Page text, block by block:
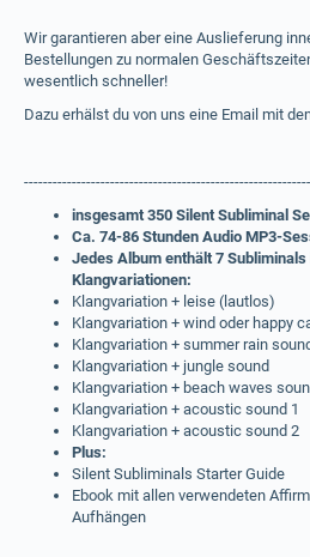
Wir garantieren aber eine Auslieferung
Bestellungen zu normalen
wesentlich schneller!
Dazu erhälst du von uns eine Email mit
insgesamt 350 Silent Subliminal
Ca. 74-86 Stunden Audio MP3-
Jedes Album enthält 7
Klangvariationen:
Klangvariation + leise (lautlos)
Klangvariation + wind oder happy
Klangvariation + summer rain
Klangvariation + jungle sound
Klangvariation + beach waves
Klangvariation + acoustic sound 1
Klangvariation + acoustic sound 2
Plus:
Silent Subliminals Starter Guide
Ebook mit allen verwendeten
Aufhängen